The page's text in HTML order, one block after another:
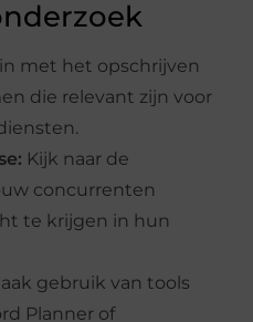
met het opschrijven
die relevant zijn voor
Kijk naar de
concurrenten
te krijgen in hun
gebruik van tools
Planner of